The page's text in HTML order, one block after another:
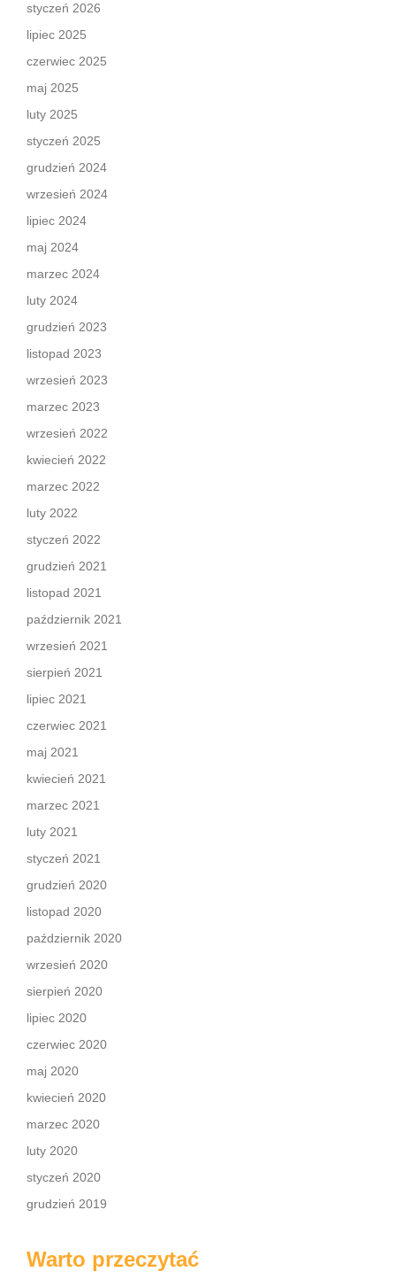
styczeń 2026
lipiec 2025
czerwiec 2025
maj 2025
luty 2025
styczeń 2025
grudzień 2024
wrzesień 2024
lipiec 2024
maj 2024
marzec 2024
luty 2024
grudzień 2023
listopad 2023
wrzesień 2023
marzec 2023
wrzesień 2022
kwiecień 2022
marzec 2022
luty 2022
styczeń 2022
grudzień 2021
listopad 2021
październik 2021
wrzesień 2021
sierpień 2021
lipiec 2021
czerwiec 2021
maj 2021
kwiecień 2021
marzec 2021
luty 2021
styczeń 2021
grudzień 2020
listopad 2020
październik 2020
wrzesień 2020
sierpień 2020
lipiec 2020
czerwiec 2020
maj 2020
kwiecień 2020
marzec 2020
luty 2020
styczeń 2020
grudzień 2019
Warto przeczytać